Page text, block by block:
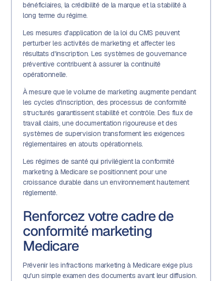
bénéficiaires, la crédibilité de la marque et la stabilité à
long terme du régime.
Les mesures d'application de la loi du CMS peuvent
perturber les activités de marketing et affecter les
résultats d'inscription. Les systèmes de gouvernance
préventive contribuent à assurer la continuité
opérationnelle.
À mesure que le volume de marketing augmente pendant
les cycles d'inscription, des processus de conformité
structurés garantissent stabilité et contrôle. Des flux de
travail clairs, une documentation rigoureuse et des
systèmes de supervision transforment les exigences
réglementaires en atouts opérationnels.
Les régimes de santé qui privilégient la conformité
marketing à Medicare se positionnent pour une
croissance durable dans un environnement hautement
réglementé.
Renforcez votre cadre de
conformité marketing
Medicare
Prévenir les infractions marketing à Medicare exige plus
qu'un simple examen des documents avant leur diffusion.